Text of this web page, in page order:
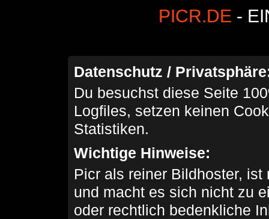
PICR.DE -
Datenschutz /
Du besuchst diese Seite
Logfiles, setzen keinen
Statistiken.
Wichtige Hinweise:
Picr als reiner Bildhoster,
und macht es sich nicht zu
oder rechtlich bedenkliche